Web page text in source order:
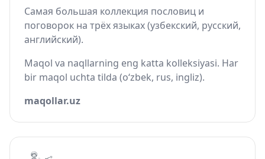
Самая большая коллекция пословиц и
поговорок на трёх языках (узбекский, русский,
английский).
Maqol va naqllarning eng katta kolleksiyasi. Har
bir maqol uchta tilda (o‘zbek, rus, ingliz).
maqollar.uz